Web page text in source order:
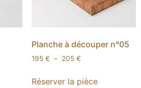
Planche à découper n°05
195 € – 205 €
Réserver la pièce